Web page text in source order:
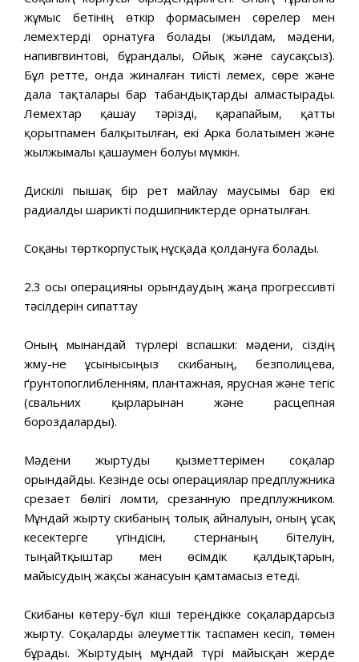
жұмыс бетінің өткір формасымен сөрелер мен
лемехтерді орнатуға болады (жылдам, мәдени,
напивгвинтові, бұрандалы, Ойық және саусақсыз).
Бұл ретте, онда жиналған тиісті лемех, сөре және
дала тақталары бар табандықтарды алмастырады.
Лемехтар қашау тәрізді, қарапайым, қатты
қорытпамен балқытылған, екі Арка болатымен және
жылжымалы қашаумен болуы мүмкін.
Дискілі пышақ бір рет майлау маусымы бар екі
радиалды шарикті подшипниктерде орнатылған.
Соқаны төрткорпустық нұсқада қолдануға болады.
2.3 осы операцияны орындаудың жаңа прогрессивті
тәсілдерін сипаттау
Оның мынандай түрлері вспашки: мәдени, сіздің
жму-не ұсынысыңыз скибаның, безполицева,
ґрунтопоглибленням, плантажная, ярусная және тегіс
(свальних қырларынан және расцепная
бороздаларды).
Мәдени жыртуды қызметтерімен соқалар
орындайды. Кезінде осы операциялар предплужника
срезает бөлігі ломти, срезанную предплужником.
Мұндай жырту скибаның толық айналуын, оның ұсақ
кесектерге үгіндісін, стернаның бітелуін,
тыңайтқыштар мен өсімдік қалдықтарын,
майысудың жақсы жанасуын қамтамасыз етеді.
Скибаны көтеру-бұл кіші тереңдікке соқалардарсыз
жырту. Соқаларды әлеуметтік таспамен кесіп, төмен
бұрады. Жыртудың мұндай түрі майысқан жерде